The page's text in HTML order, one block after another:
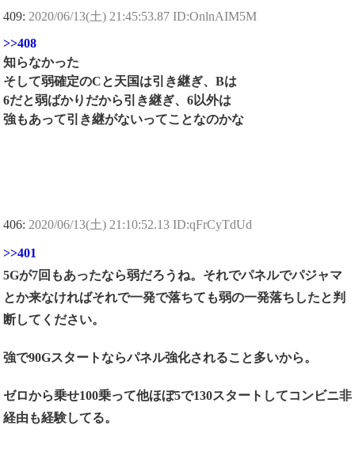
409: 2020/06/13(土) 21:45:53.87 ID:OnlnAIM5M
>>408
知らなかった
そして弱確定のCと天国は引き継ぎ、Bは
6だと弱ばかりだから引き継ぎ、6以外は
強もあって引き継がないってことなのかな
406: 2020/06/13(土) 21:10:52.13 ID:qFrCyTdUd
>>401
5Gが7回もあったなら弱だろうね。それでパネルでパジャマ
とか来なければそれで一発で落ちても弱の一発落ちしたと判
断してください。
強で90Gスタートならパネル強化されること多いから。
ゼロから乗せ100乗って他ほぼ5で130スタートしてコンビニ非
経由も経験してる。